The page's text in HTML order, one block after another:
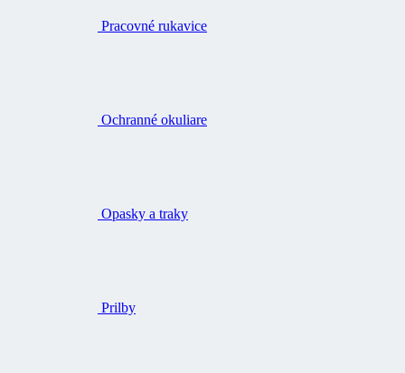
Pracovné rukavice
Ochranné okuliare
Opasky a traky
Prilby